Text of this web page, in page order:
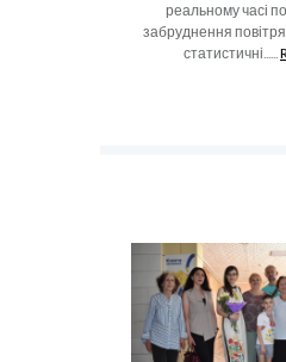
реальному часі
забруднення
статистичні......